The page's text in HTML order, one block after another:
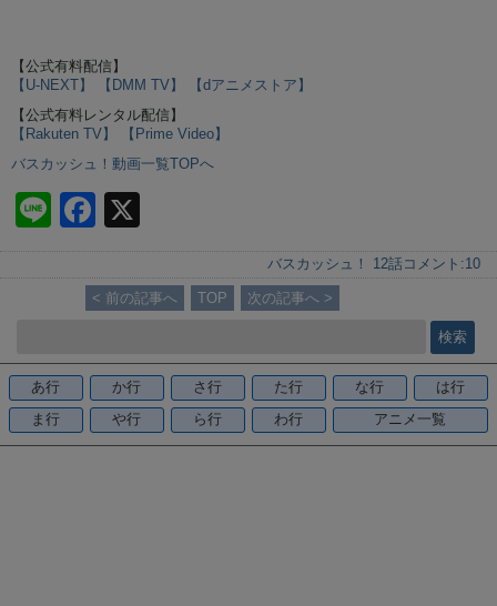
【公式有料配信】
【U-NEXT】
【DMM TV】
【dアニメストア】
【公式有料レンタル配信】
【Rakuten TV】
【Prime Video】
バスカッシュ！動画一覧TOPへ
Li
n
e
F
a
c
e
o
o
k
バスカッシュ！ 12話 コメント:10
< 前の記事へ TOP 次の記事へ >
あ行 か行 さ行 た行 な行
は行
ま行
や行 ら行 わ行 アニメ一覧